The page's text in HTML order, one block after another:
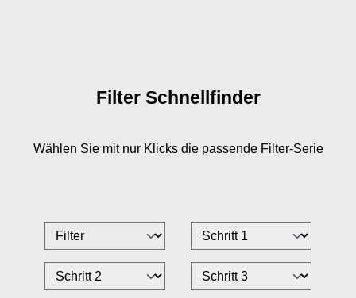
Filter Schnellfinder
Wählen Sie mit nur Klicks die passende Filter-Serie